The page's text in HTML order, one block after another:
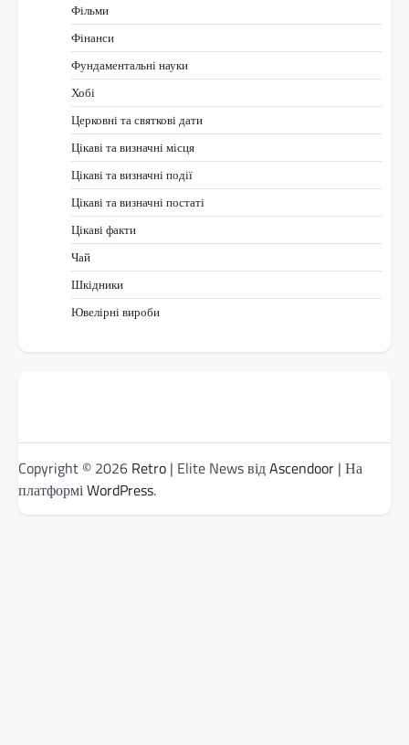
Фільми
Фінанси
Фундаментальні науки
Хобі
Церковні та святкові дати
Цікаві та визначні місця
Цікаві та визначні події
Цікаві та визначні постаті
Цікаві факти
Чай
Шкідники
Ювелірні вироби
Copyright © 2026 Retro | Elite News відAscendoor | На
платформіWordPress.